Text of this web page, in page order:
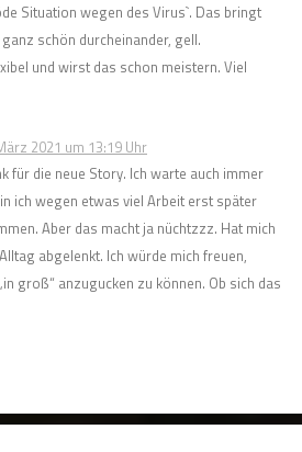
Situation wegen des Virus`. Das bringt
schön durcheinander, gell.
und wirst das schon meistern. Viel
2021 um 13:19 Uhr
für die neue Story. Ich warte auch immer
ich wegen etwas viel Arbeit erst später
Aber das macht ja nüchtzzz. Hat mich
abgelenkt. Ich würde mich freuen,
groß“ anzugucken zu können. Ob sich das